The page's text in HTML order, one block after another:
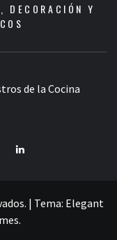
DECORACIÓN Y
de la Cocina
PinterestLinkedIn
| Tema: Elegant
.